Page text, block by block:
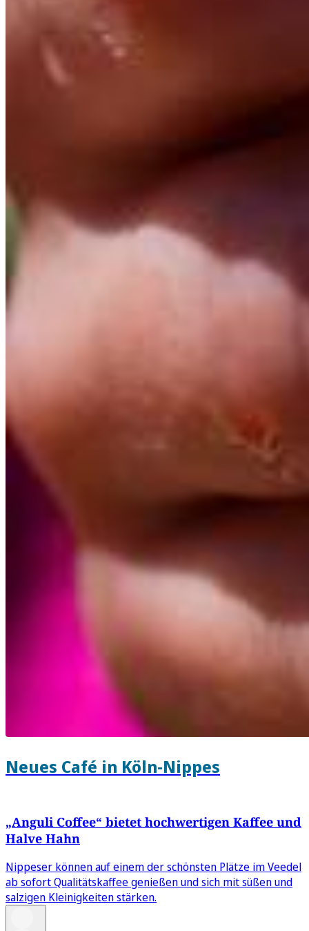
Neues Café in Köln-Nippes
„Anguli Coffee“ bietet hochwertigen Kaffee und
Halve Hahn
Nippeser können auf einem der schönsten Plätze im Veedel
ab sofort Qualitätskaffee genießen und sich mit süßen und
salzigen Kleinigkeiten stärken.